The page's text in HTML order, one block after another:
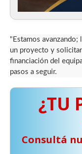
"Estamos avanzando;
un proyecto y
financiación del
pasos a seguir.
¿TU
Consultá